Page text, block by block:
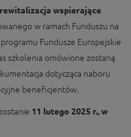
wspierające
w ramach Funduszu na
Fundusze Europejskie
szkolenia omówione zostaną
dotycząca naboru
beneficjentów.
11 lutego 2025 r., w